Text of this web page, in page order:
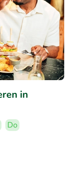
in
Do